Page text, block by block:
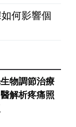
何影響個
物調節治療
解析疼痛照